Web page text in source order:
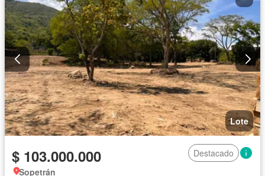
Lote
$ 103.000.000
Destacado
Sopetrán